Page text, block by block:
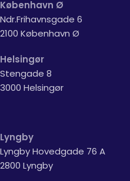
København Ø
Ndr.Frihavnsgade 6
2100 København Ø
Helsingør
Stengade 8
3000 Helsingør
Lyngby
Lyngby Hovedgade 76 A
2800 Lyngby